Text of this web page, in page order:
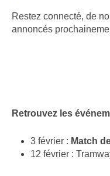
Restez connecté, de
annoncés
Retrouvez les
3 février : Match
12 février :